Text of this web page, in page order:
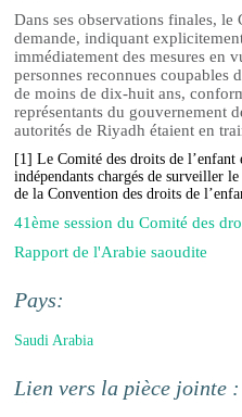
Dans ses observations finales,
demande, indiquant
immédiatement des mesures en
personnes reconnues coupables
de moins de dix-huit ans,
représentants du gouvernement
autorités de Riyadh étaient en
[1] Le Comité des droits de l’enfant
indépendants chargés de surveiller
de la Convention des droits de
41ème session du Comité des
Rapport de l'Arabie saoudite
Pays:
Saudi Arabia
Lien vers la pièce jointe